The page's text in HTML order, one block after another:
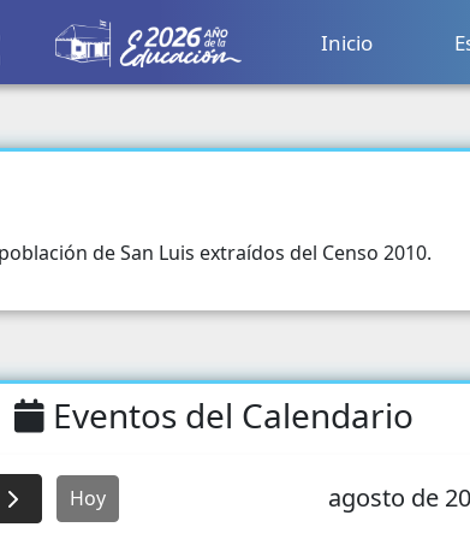
Inicio
de San Luis extraídos del Censo 2010.
Eventos del Calendario
Hoy agosto de